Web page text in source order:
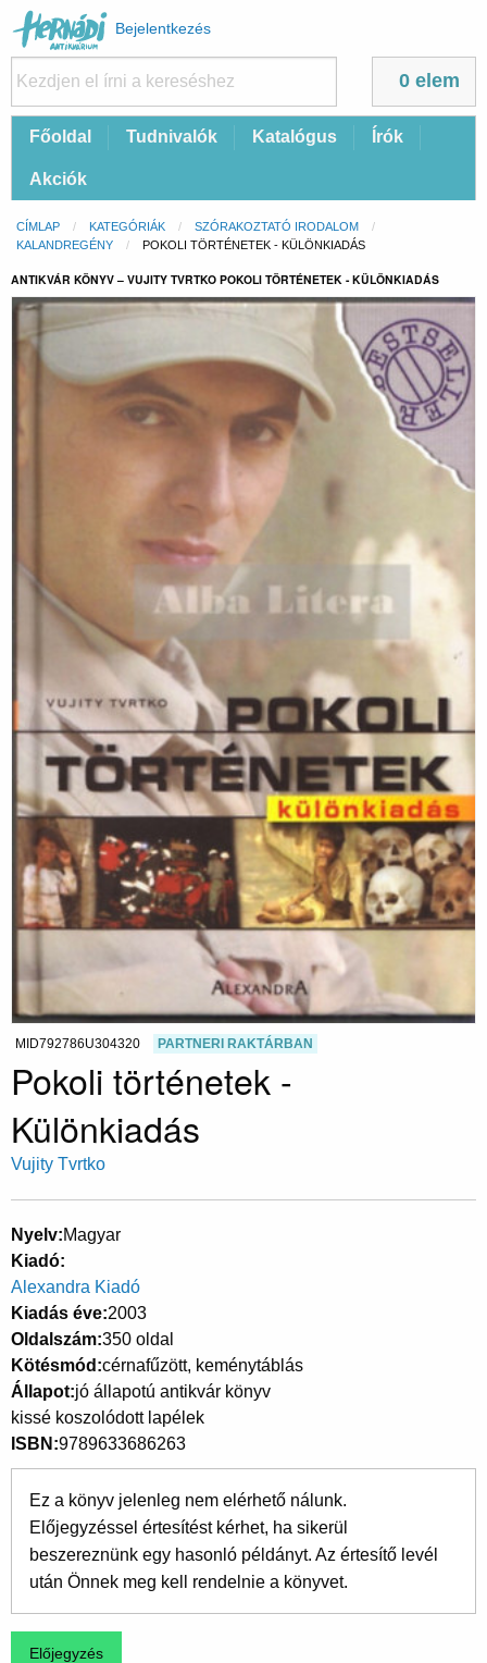
Felhasználói
fiók
menüje
Bejelentkezés
0 elem
FőFőoldal Tudnivalók Katalógus Írók
Akciók
Morzsa
CÍMLAP KATEGÓRIÁK
SZÓRAKOZTATÓ IRODALOM
KALANDREGÉNY
CURRENT:
POKOLI TÖRTÉNETEK - KÜLÖNKIADÁS
ANTIKVÁR KÖNYV – VUJITY TVRTKO POKOLI TÖRTÉNETEK - KÜLÖNKIADÁS
MID792786U304320 PARTNERI RAKTÁRBAN
Pokoli történetek -
Különkiadás
Vujity Tvrtko
Nyelv Magyar
Kiadó
Alexandra Kiadó
Kiadás éve 2003
Oldalszám 350 oldal
Kötésmód cérnafűzött, keménytáblás
Állapot jó állapotú antikvár könyv
kissé koszolódott lapélek
ISBN 9789633686263
Ez a könyv jelenleg nem elérhető nálunk.
Előjegyzéssel értesítést kérhet, ha sikerül
beszereznünk egy hasonló példányt. Az értesítő levél
után Önnek meg kell rendelnie a könyvet.